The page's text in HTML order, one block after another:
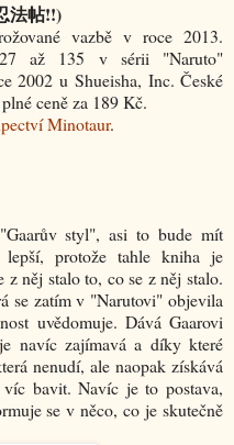
法帖!!)
vazbě v roce 2013.
až 135 v sérii "Naruto"
2002 u Shueisha, Inc. České
ceně za 189 Kč.
Minotaur.
styl", asi to bude mít
protože tahle kniha je
něj stalo to, co se z něj stalo.
se zatím v "Narutovi" objevila
uvědomuje. Dává Gaarovi
navíc zajímavá a díky které
nenudí, ale naopak získává
bavit. Navíc je to postava,
se v něco, co je skutečně